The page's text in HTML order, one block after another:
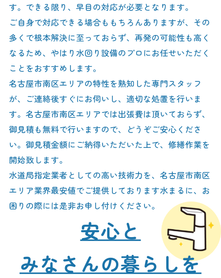
す。できる限り、早目の対応が必要となります。
ご自身で対応できる場合ももちろんありますが、その
多くで根本解決に至っておらず、再発の可能性も高く
なるため、やはり水回り設備のプロにお任せいただく
ことをおすすめします。
名古屋市南区エリアの特性を熟知した専門スタッフ
が、ご連絡後すぐにお伺いし、適切な処置を行いま
す。名古屋市南区エリアでは出張費は頂いておらず、
御見積も無料で行いますので、どうぞご安心くださ
い。御見積金額にご納得いただいた上で、修繕作業を
開始致します。
水道局指定業者としての高い技術力を、名古屋市南区
エリア業界最安値でご提供しております水まるに、お
困りの際には是非お申し付けください。
安心と
みなさんの暮らしを